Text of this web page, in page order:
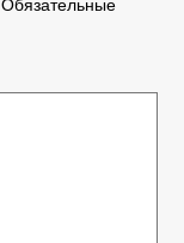
Обязательные